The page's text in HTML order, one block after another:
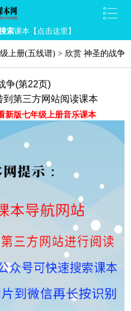
索课本【点击这里】
上册(五线谱) > 欣赏 神圣的战争
争(第22页)
第三方网站阅读课本
新版七年级上册音乐课本